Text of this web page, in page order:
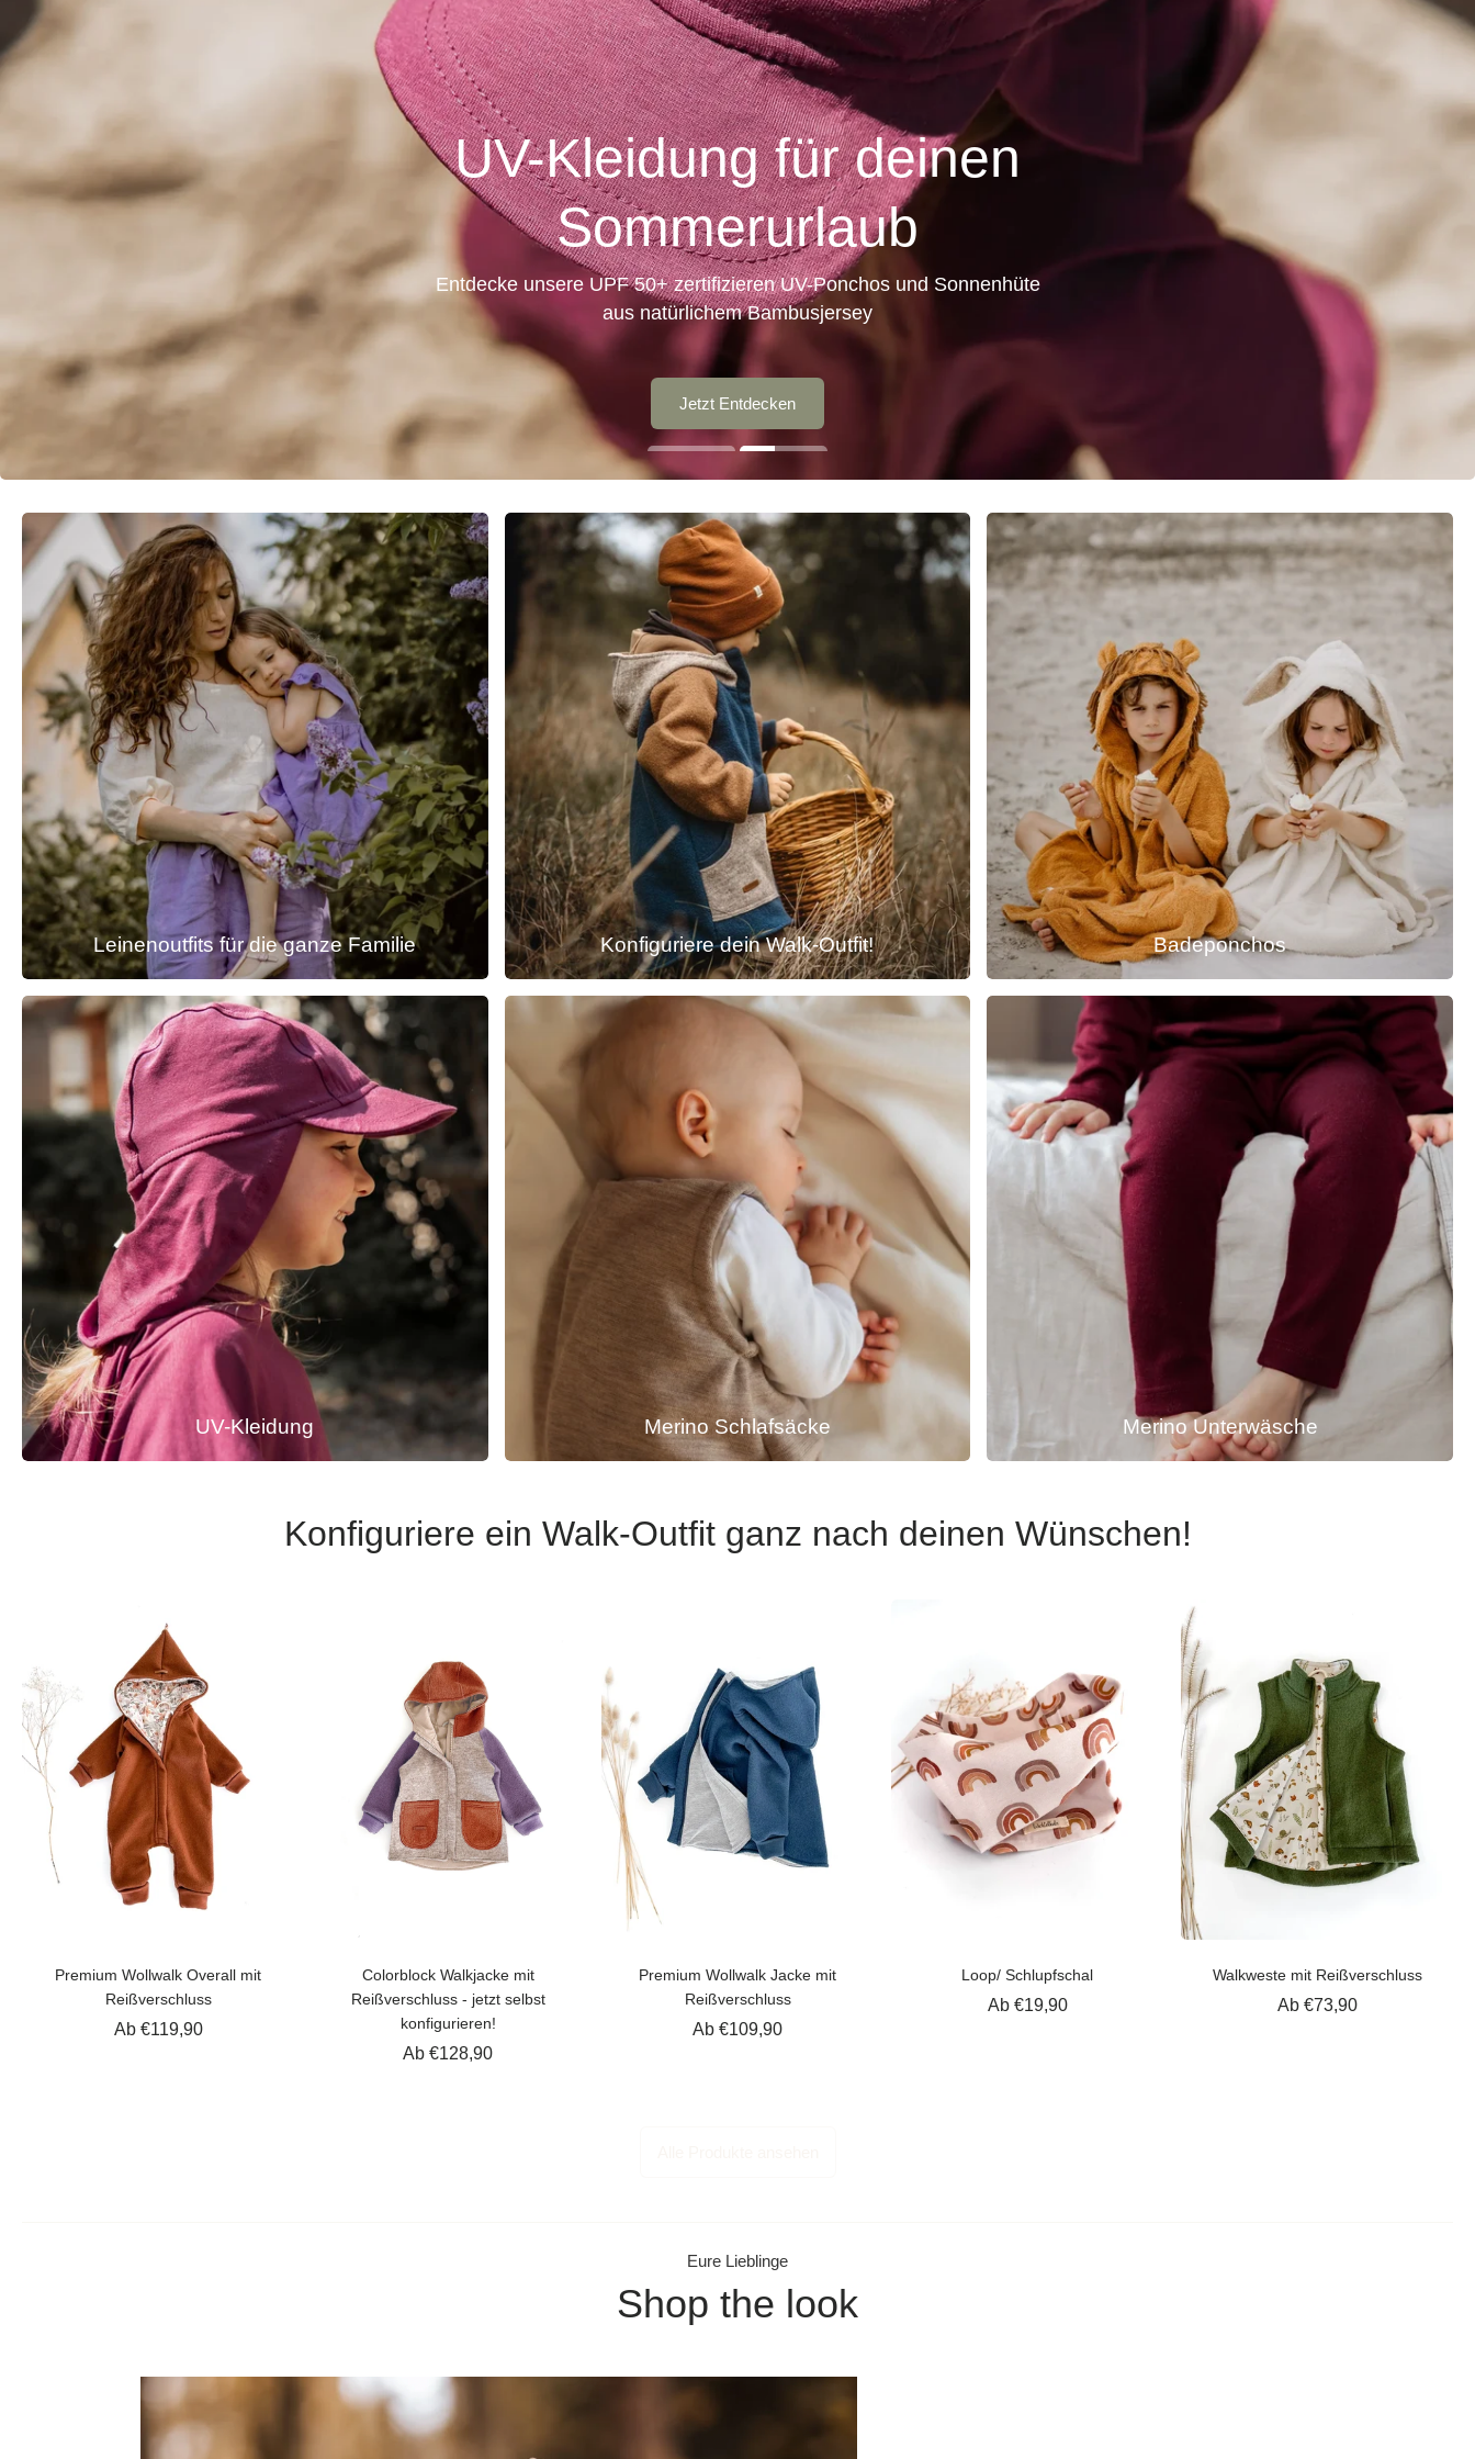
zum Leinen-Sale
UV-Kleidung für deinen
Sommerurlaub
Entdecke unsere UPF 50+ zertifizieren UV-Ponchos und Sonnenhüte
aus natürlichem Bambusjersey
Jetzt Entdecken
Leinenoutfits für die ganze Familie Konfiguriere dein Walk-Outfit! Badeponchos
UV-Kleidung Merino Schlafsäcke Merino Unterwäsche
Konfiguriere ein Walk-Outfit ganz nach deinen Wünschen!
Premium Wollwalk Overall mit
Reißverschluss
Ab €119,90
Colorblock Walkjacke mit
Reißverschluss - jetzt selbst
konfigurieren!
Ab €128,90
Premium Wollwalk Jacke mit
Reißverschluss
Ab €109,90
Loop/ Schlupfschal
Ab €19,90
Walkweste mit Reißverschluss
Ab €73,90
Eure Lieblinge
Shop the look